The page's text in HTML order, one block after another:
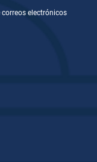
correos electrónicos